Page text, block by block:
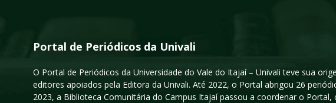
Portal de Periódicos da Univali
O Portal de Periódicos da Universidade do Vale do Itajaí – Univali teve sua
editores apoiados pela Editora da Univali. Até 2022, o Portal abrigou 26
2023, a Biblioteca Comunitária do Campus Itajaí passou a coordenar o